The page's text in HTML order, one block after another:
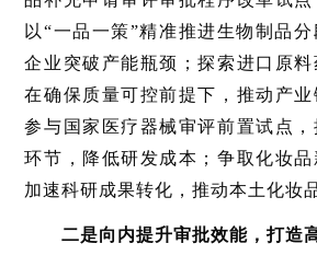
以“一品一策”精准推进生物制品
企业突破产能瓶颈；探索进口原料
在确保质量可控前提下，推动产
参与国家医疗器械审评前置试点
环节，降低研发成本；争取化妆品
加速科研成果转化，推动本土化妆
二是向内提升审批效能，打造